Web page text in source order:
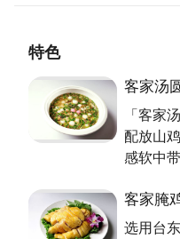
招牌美食，料理过程细
曹老板充满自信地谈起
糯米手工制作，趁热口
切制的香菇、虾仁干与
煮2、3小时，口味温和
榜冠军。曹老板说曾有
世，儿子还特别点客
特色
客家汤
「客家
配放山
感软中
客家腌
选用台